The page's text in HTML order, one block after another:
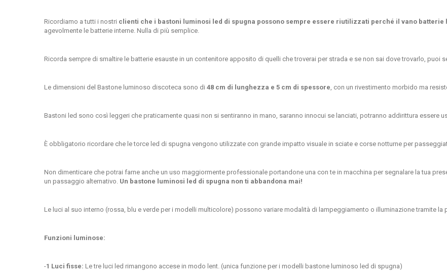
Ricordiamo a tutti i nostri clienti che i bastoni luminosi led di spugna possono sempre essere riutilizzati perché il vano batterie
agevolmente le batterie interne. Nulla di più semplice.
Ricorda sempre di smaltire le batterie esauste in un contenitore apposito di quelli che troverai per strada e se non sai dove trovarlo, puoi
Le dimensioni del Bastone luminoso discoteca sono di 48 cm di lunghezza e 5 cm di spessore , con un rivestimento morbido ma
Bastoni led sono così leggeri che praticamente quasi non si sentiranno in mano, saranno innocui se lanciati, potranno addirittura essere
È obbligatorio ricordare che letorce led di spugna vengono utilizzate con grande impatto visuale in sciate e corse notturne per
Non dimenticare che potrai farne anche un uso maggiormente professionale portandone una con te in macchina per segnalare la tua
un passaggio alternativo. Un bastone luminosi led di spugna non ti abbandona mai!
Le luci al suo interno (rossa, blu e verde per i modelli multicolore) possono variare modalità di lampeggiamento o illuminazione tramite
Funzioni luminose:
-1 Luci fisse: Le tre luci led rimangono accese in modo lent. (unica funzione per i modelli bastone luminoso led di spugna)